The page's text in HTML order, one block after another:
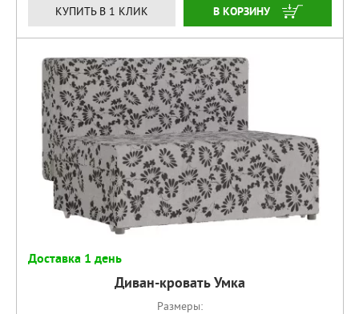
КУПИТЬ В 1 КЛИК КУПИТЬ
Доставка 1 день
Диван-кровать Умка
Размеры: